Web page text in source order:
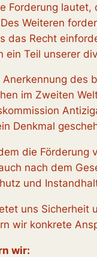
Forderung
Weiteren
das Recht
ein Teil unserer
des
im Zweiten
Denkmal
die Förderung
nach dem
und
uns Sicherheit
wir konkrete
wir: